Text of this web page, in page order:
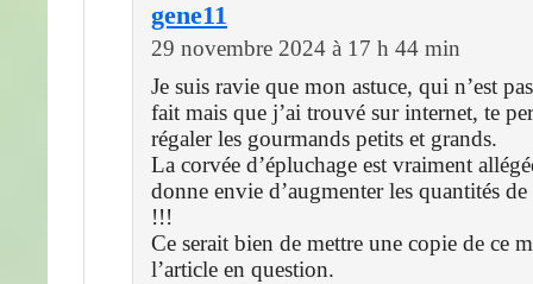
gene11
29 novembre 2024 à 17 h 44 min
Je suis ravie que mon astuce, qui n’est
fait mais que j’ai trouvé sur internet, te
régaler les gourmands petits et grands.
La corvée d’épluchage est vraiment
donne envie d’augmenter les quantités
!!!
Ce serait bien de mettre une copie de ce
l’article en question.